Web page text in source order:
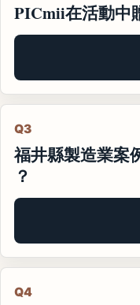
PICmii在活動中
Q3
福井縣製造業案
？
Q4